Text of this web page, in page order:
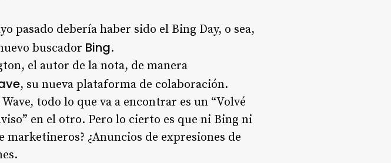
pasado debería haber sido el Bing Day, o sea,
buscador Bing.
el autor de la nota, de manera
, su nueva plataforma de colaboración.
todo lo que va a encontrar es un “Volvé
en el otro. Pero lo cierto es que ni Bing ni
¿Anuncios de expresiones de